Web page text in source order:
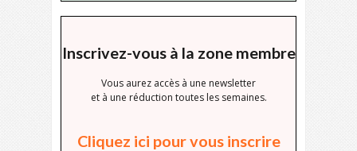
Inscrivez-vous à la zone membre
Vous aurez accès à une newsletter
et à une réduction toutes les semaines.
Cliquez ici pour vous inscrire